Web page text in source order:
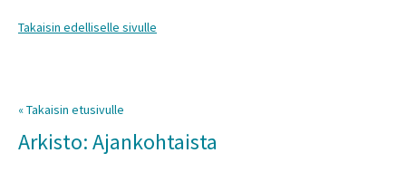
Takaisin edelliselle sivulle
« Takaisin etusivulle
Arkisto: Ajankohtaista